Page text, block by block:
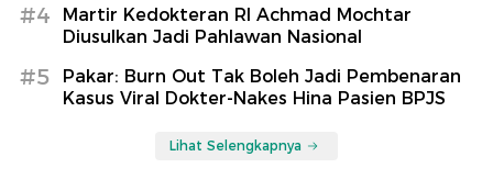
#4
Martir Kedokteran RI Achmad Mochtar
Diusulkan Jadi Pahlawan Nasional
#5
Pakar: Burn Out Tak Boleh Jadi Pembenaran
Kasus Viral Dokter-Nakes Hina Pasien BPJS
Lihat Selengkapnya